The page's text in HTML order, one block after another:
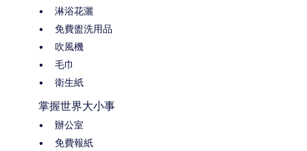
淋浴花灑
免費盥洗用品
吹風機
毛巾
衛生紙
掌握世界大小事
辦公室
免費報紙